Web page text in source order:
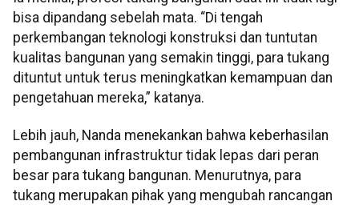
bisa dipandang sebelah mata. “Di tengah
perkembangan teknologi konstruksi dan tuntutan
kualitas bangunan yang semakin tinggi, para tukang
dituntut untuk terus meningkatkan kemampuan dan
pengetahuan mereka,” katanya.
Lebih jauh, Nanda menekankan bahwa keberhasilan
pembangunan infrastruktur tidak lepas dari peran
besar para tukang bangunan. Menurutnya, para
tukang merupakan pihak yang mengubah rancangan